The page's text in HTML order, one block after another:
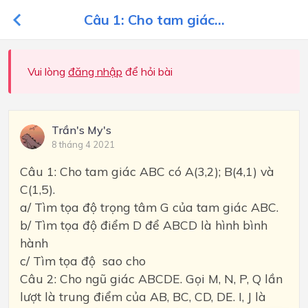
Câu 1: Cho tam giác...
Vui lòng đăng nhập để hỏi bài
Trần's My's
8 tháng 4 2021
Câu 1: Cho tam giác ABC có A(3,2); B(4,1) và
C(1,5).
a/ Tìm tọa độ trọng tâm G của tam giác ABC.
b/ Tìm tọa độ điểm D để ABCD là hình bình
hành
c/ Tìm tọa độ sao cho
Câu 2: Cho ngũ giác ABCDE. Gọi M, N, P, Q lần
lượt là trung điểm của AB, BC, CD, DE. I, J là